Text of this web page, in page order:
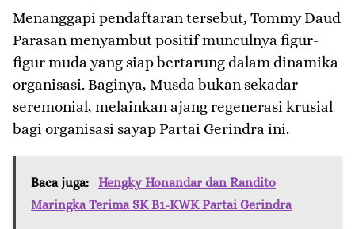
​Menanggapi pendaftaran tersebut, Tommy Daud
Parasan menyambut positif munculnya figur-
figur muda yang siap bertarung dalam dinamika
organisasi. Baginya, Musda bukan sekadar
seremonial, melainkan ajang regenerasi krusial
bagi organisasi sayap Partai Gerindra ini.
Baca juga:
Hengky Honandar dan Randito
Maringka Terima SK B1-KWK Partai Gerindra